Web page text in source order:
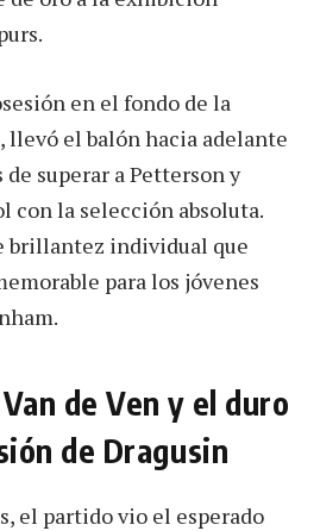
en el fondo de la
llevó el balón hacia adelante
superar a Petterson y
con la selección absoluta.
brillantez individual que
para los jóvenes
de Ven y el duro
de Dragusin
el partido vio el esperado